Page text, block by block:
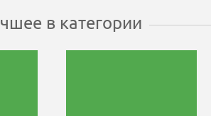
в категории